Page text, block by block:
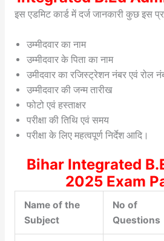
इस एडमिट कार्ड में दर्ज जानकारी कुछ इस
उम्मीदवार का नाम
उम्मीदवार के पिता का नाम
उमीदवार का रजिस्ट्रेशन नंबर एवं रोल
उम्मीदवार की जन्म तारीख
फोटो एवं हस्ताक्षर
परीक्षा की तिथि एवं समय
परीक्षा के लिए महत्वपूर्ण निर्देश आदि।
Bihar Integrated
2025 Exam
Name of the
Subject
No of
Questions